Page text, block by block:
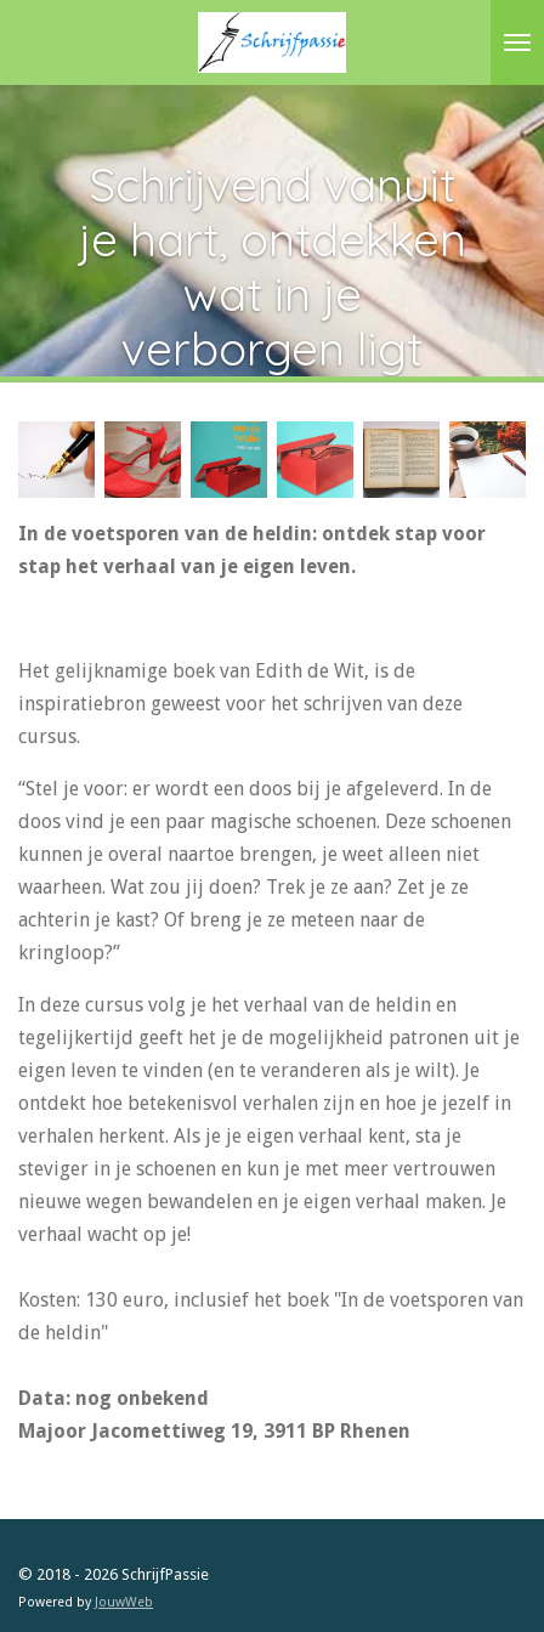
hoofdinhoudSchrijvend vanuit
je hart, ontdekken
wat in je
verborgen ligt
In de voetsporen van de heldin: ontdek stap voor
stap het verhaal van je eigen leven.
Het gelijknamige boek van Edith de Wit, is de
inspiratiebron geweest voor het schrijven van deze
cursus.
“Stel je voor: er wordt een doos bij je afgeleverd. In de
doos vind je een paar magische schoenen. Deze schoenen
kunnen je overal naartoe brengen, je weet alleen niet
waarheen. Wat zou jij doen? Trek je ze aan? Zet je ze
achterin je kast? Of breng je ze meteen naar de
kringloop?”
In deze cursus volg je het verhaal van de heldin en
tegelijkertijd geeft het je de mogelijkheid patronen uit je
eigen leven te vinden (en te veranderen als je wilt). Je
ontdekt hoe betekenisvol verhalen zijn en hoe je jezelf in
verhalen herkent. Als je je eigen verhaal kent, sta je
steviger in je schoenen en kun je met meer vertrouwen
nieuwe wegen bewandelen en je eigen verhaal maken. Je
verhaal wacht op je!
Kosten: 130 euro, inclusief het boek "In de voetsporen van
de heldin"
Data: nog onbekend
Majoor Jacomettiweg 19, 3911 BP Rhenen
© 2018 - 2026 SchrijfPassie
Powered by JouwWeb